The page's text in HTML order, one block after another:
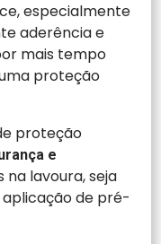
especialmente
aderência e
mais tempo
proteção
proteção
e
na lavoura, seja
de pré-